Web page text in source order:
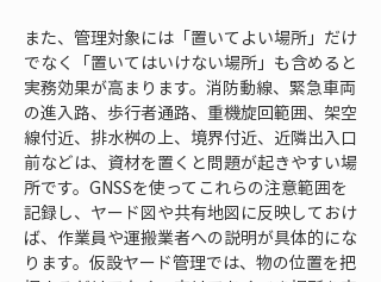
また、管理対象には「置いてよい場所」だけ
でなく「置いてはいけない場所」も含めると
実務効果が高まります。消防動線、緊急車両
の進入路、歩行者通路、重機旋回範囲、架空
線付近、排水桝の上、境界付近、近隣出入口
前などは、資材を置くと問題が起きやすい場
所です。GNSSを使ってこれらの注意範囲を
記録し、ヤード図や共有地図に反映しておけ
ば、作業員や運搬業者への説明が具体的にな
ります。仮設ヤード管理では、物の位置を把